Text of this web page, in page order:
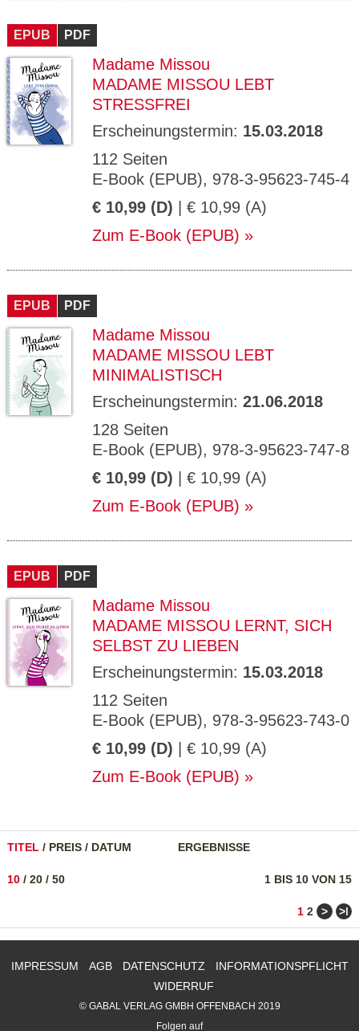
EPUB PDF
Madame Missou
MADAME MISSOU LEBT
STRESSFREI
Erscheinungstermin: 15.03.2018
112 Seiten
E-Book (EPUB), 978-3-95623-745-4
€ 10,99 (D) | € 10,99 (A)
Zum E-Book (EPUB)
EPUB PDF
Madame Missou
MADAME MISSOU LEBT
MINIMALISTISCH
Erscheinungstermin: 21.06.2018
128 Seiten
E-Book (EPUB), 978-3-95623-747-8
€ 10,99 (D) | € 10,99 (A)
Zum E-Book (EPUB)
EPUB PDF
Madame Missou
MADAME MISSOU LERNT, SICH
SELBST ZU LIEBEN
Erscheinungstermin: 15.03.2018
112 Seiten
E-Book (EPUB), 978-3-95623-743-0
€ 10,99 (D) | € 10,99 (A)
Zum E-Book (EPUB)
TITEL / PREIS / DATUM ERGEBNISSE
1 BIS 10 VON 15
10 / 20 / 50
1 2 > >ǀ
IMPRESSUM AGB DATENSCHUTZ
INFORMATIONSPFLICHT
WIDERRUF
© GABAL VERLAG GMBH OFFENBACH 2019
Folgen auf